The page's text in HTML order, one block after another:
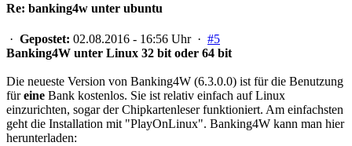
Re: banking4w unter ubuntu
· Gepostet: 02.08.2016 - 16:56 Uhr · #5
Banking4W unter Linux 32 bit oder 64 bit
Die neueste Version von Banking4W (6.3.0.0) ist für die Benutzung
füreine Bank kostenlos. Sie ist relativ einfach auf Linux
einzurichten, sogar der Chipkartenleser funktioniert. Am einfachsten
geht die Installation mit "PlayOnLinux". Banking4W kann man hier
herunterladen: